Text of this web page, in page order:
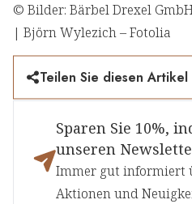
© Bilder: Bärbel Drexel
| Björn Wylezich – Fotolia
Teilen Sie diesen Artikel
Sparen Sie 10%,
unseren
Immer gut informiert
Aktionen und